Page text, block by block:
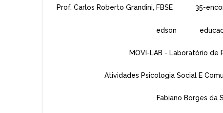
Prof. Carlos Roberto Grandini, FBSE 35-
edson
MOVI-LAB - Laboratório de
Atividades Psicologia Social E
Fabiano Borges da